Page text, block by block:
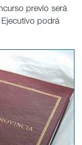
previo será
podrá